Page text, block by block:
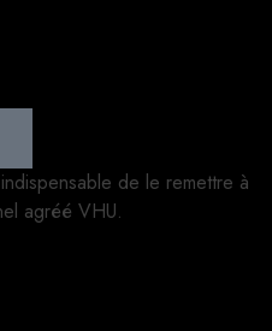
de le remettre à
agréé VHU.